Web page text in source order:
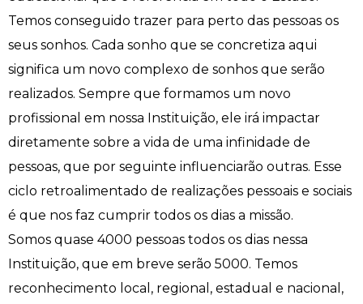
Temos conseguido trazer para perto das pessoas os
seus sonhos. Cada sonho que se concretiza aqui
significa um novo complexo de sonhos que serão
realizados. Sempre que formamos um novo
profissional em nossa Instituição, ele irá impactar
diretamente sobre a vida de uma infinidade de
pessoas, que por seguinte influenciarão outras. Esse
ciclo retroalimentado de realizações pessoais e sociais
é que nos faz cumprir todos os dias a missão.
Somos quase 4000 pessoas todos os dias nessa
Instituição, que em breve serão 5000. Temos
reconhecimento local, regional, estadual e nacional,
Engenharia Civil
Engenharia de Software
Engenharia Elétrica
Engenharia Mecânica
Farmácia
Fisioterapia
Central de Estágios - TCC
Ensalamento
Horário de Aulas
Manual do Acadêmico
Manual de Formatura
Manual de Trabalhos Acadêmicos
Educação em Direitos Humanos
Editais
Extensão
Infocampo
Intercampo
Logos Campo Real